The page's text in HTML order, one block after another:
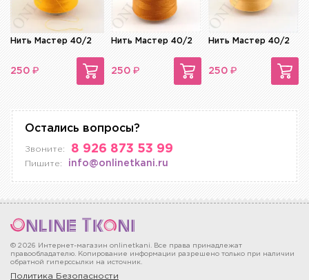
Нить Мастер 40/2
250 ₽
Нить Мастер 40/2
250 ₽
Нить Мастер 40/2
250 ₽
Остались вопросы?
Звоните: 8 926 873 53 99
Пишите: info@onlinetkani.ru
© 2026 Интернет-магазин onlinetkani. Все права принадлежат
правообладателю. Копирование информации разрешено только при наличии
обратной гиперссылки на источник.
Политика Безопасности